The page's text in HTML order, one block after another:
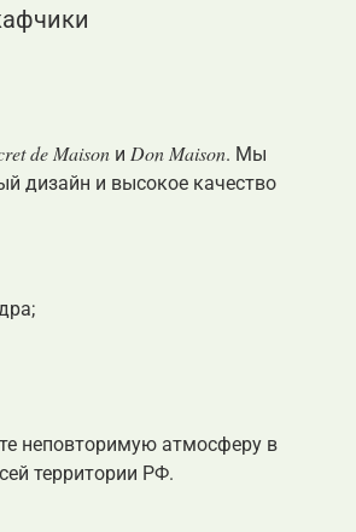
de Maison иDon Maison. Мы
дизайн и высокое качество
неповторимую атмосферу в
территории РФ.